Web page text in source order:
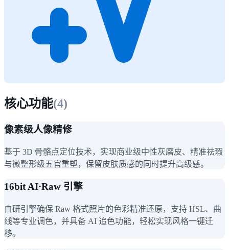
核心功能(4)
像素级人像精修
基于 3D 骨骼点定位技术，实现商业级中性灰磨皮、精准祛瑕
与微整形级五官重塑，保留皮肤质感的同时提升高级感。
16bit AI·Raw 引擎
自研引擎确保 Raw 格式照片的色彩精准还原，支持 HSL、曲
线等专业调色，并具备 AI 追色功能，轻松实现风格一键迁
移。